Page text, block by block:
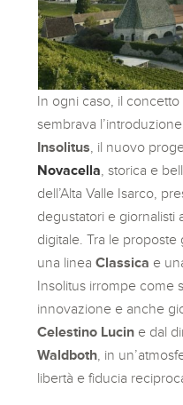
In ogni caso, il
sembrava
Insolitus , il nuovo
Novacella , storica e
dell’Alta Valle Isarco,
degustatori e giornalisti
digitale. Tra le proposte
una lineaClassica e
Insolitus irrompe come
innovazione e anche
Celestino Lucin e dal
Waldboth , in
libertà e fiducia